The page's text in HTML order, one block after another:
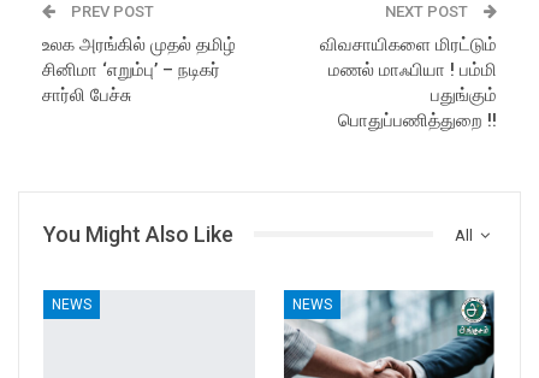
PREV POST
உலக அரங்கில் முதல் தமிழ்
சினிமா ‘எறும்பு’ – நடிகர்
சார்லி பேச்சு
NEXT POST
விவசாயிகளை மிரட்டும்
மணல் மாஃபியா ! பம்மி
பதுங்கும்
பொதுப்பணித்துறை !!
All
You Might Also Like
NEWS NEWS